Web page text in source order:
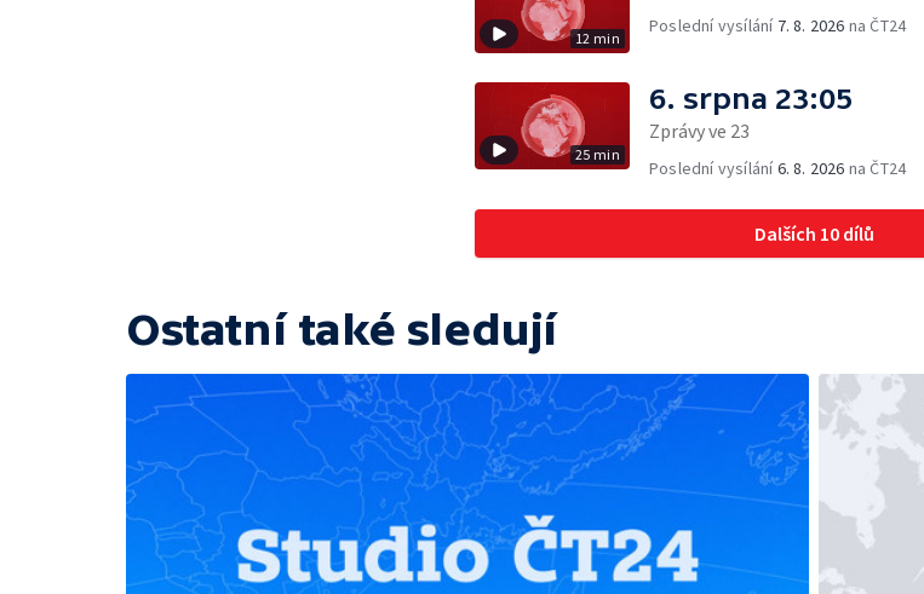
12 min
Poslední vysílání 7. 8. 2026 na ČT24
25 min
6. srpna 23:05
Zprávy ve 23
Poslední vysílání6. 8. 2026 na ČT24
Dalších 10 dílů
Ostatní také sledují